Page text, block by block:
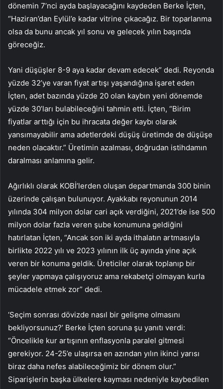
dönemin 7’nci ayda başlayacağını kaydeden Berke İçten,
“Haziran’dan Eylül’e kadar vitrine çıkacağız. Bir toparlanma
olsa da bunu ancak yıl sonu ve gelecek yılın başında
göreceğiz.
Yani düşüşler 8-9 aya kadar devam edecek” dedi. Reyonda
yüzde 32’ye varan fiyat artışı yaşandığına işaret eden
İçten, adet bazında yüzde 20 olan kaybın yeni dönemde
yüzde 30’ları bulabileceğini tahmin etti. İçten, “Birim
fiyatlar arttığı için bu ihracata değer kaybı olarak
yansımayabilir ama adetlerdeki düşüş üretimde de düşüşe
neden olacaktır.” Üretimin azalması, doğrudan istihdamın
daralması anlamına gelir.
Ağırlıklı olarak KOBİ’lerden oluşan departmanda 300 binin
üzerinde çalışan bulunuyor. Ayakkabı reyonunun 2014
yılında 304 milyon dolar cari açık verdiğini, 2021’de ise 500
milyon dolar fazla veren şube konumuna geldiğini
hatırlatan İçten, “Ancak son iki ayda ithalatın artmasıyla
birlikte 2022 yılı ve 2023 yılının ilk üç ayında yine açık
veren bir konuma geldik. Üreticiler olarak toplanıp bir
şeyler yapmaya çalışıyoruz ama rekabetçi olmayan kurla
mücadele etmek zor” dedi.
‘Seçim sonrası dövizde nasıl bir gelişme olmasını
bekliyorsunuz?’ Berke İçten soruna şu yanıtı verdi:
“Öncelikle kur artışının enflasyonla paralel gitmesi
gerekiyor. 24-25’e ulaşırsa en azından yılın ikinci yarısı
biraz daha nefes alabileceğimiz bir dönem olur.”
Siparişlerin başka ülkelere kayması nedeniyle kaybedilen